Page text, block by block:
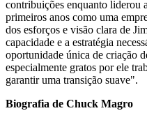
contribuições enquanto liderou
primeiros anos como uma
dos esforços e visão clara de
capacidade e a estratégia
oportunidade única de criação
especialmente gratos por ele
garantir uma transição suave".
Biografia de Chuck Magro